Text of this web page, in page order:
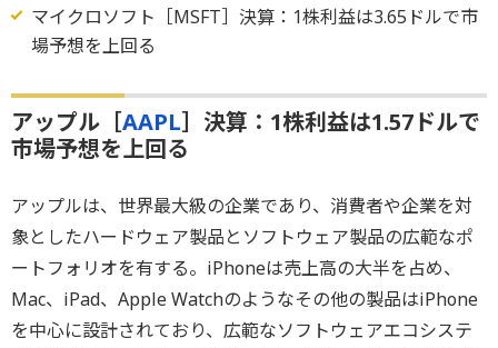
マイクロソフト［MSFT］決算：1株利益は3.65ドルで市
場予想を上回る
アップル［AAPL］決算：1株利益は1.57ドルで
市場予想を上回る
アップルは、世界最大級の企業であり、消費者や企業を対
象としたハードウェア製品とソフトウェア製品の広範なポ
ートフォリオを有する。iPhoneは売上高の大半を占め、
Mac、iPad、Apple Watchのようなその他の製品はiPhone
を中心に設計されており、広範なソフトウェアエコシステ